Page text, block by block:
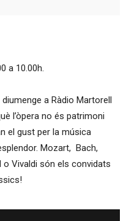
a 10.00h.
a Ràdio Martorell
l’òpera no és patrimoni
el gust per la música
Mozart, Bach,
o Vivaldi són els convidats